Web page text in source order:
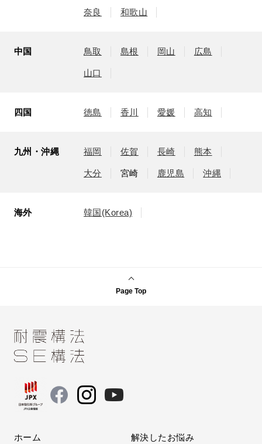
奈良 和歌山
中国 鳥取 島根 岡山 広島
山口
四国 徳島 香川 愛媛 高知
九州・沖縄 福岡 佐賀 長崎 熊本
大分 宮崎 鹿児島 沖縄
海外 韓国(Korea)
Page Top
ホーム 解決したお悩み